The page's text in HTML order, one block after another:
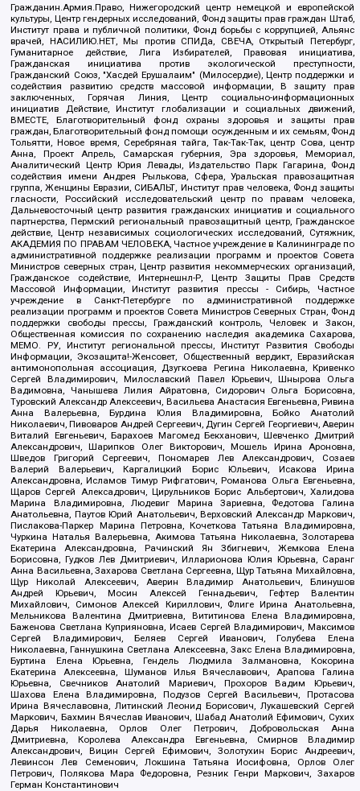
Гражданин.Армия.Право, Нижегородский центр немецкой и европейской
культуры, Центр гендерных исследований, Фонд защиты прав граждан Штаб,
Институт права и публичной политики, Фонд борьбы с коррупцией, Альянс
врачей, НАСИЛИЮ.НЕТ, Мы против СПИДа, СВЕЧА, Открытый Петербург,
Гуманитарное действие, Лига Избирателей, Правовая инициатива,
Гражданская инициатива против экологической преступности,
Гражданский Союз, "Хасдей Ерушалаим" (Милосердие), Центр поддержки и
содействия развитию средств массовой информации, В защиту прав
заключенных, Горячая Линия, Центр социально-информационных
инициатив Действие, Институт глобализации и социальных движений,
ВМЕСТЕ, Благотворительный фонд охраны здоровья и защиты прав
граждан, Благотворительный фонд помощи осужденным и их семьям, Фонд
Тольятти, Новое время, Серебряная тайга, Так-Так-Так, центр Сова, центр
Анна, Проект Апрель, Самарская губерния, Эра здоровья, Мемориал,
Аналитический Центр Юрия Левады, Издательство Парк Гагарина, Фонд
содействия имени Андрея Рылькова, Сфера, Уральская правозащитная
группа, Женщины Евразии, СИБАЛЬТ, Институт прав человека, Фонд защиты
гласности, Российский исследовательский центр по правам человека,
Дальневосточный центр развития гражданских инициатив и социального
партнерства, Пермский региональный правозащитный центр, Гражданское
действие, Центр независимых социологических исследований, Сутяжник,
АКАДЕМИЯ ПО ПРАВАМ ЧЕЛОВЕКА, Частное учреждение в Калининграде по
административной поддержке реализации программ и проектов Совета
Министров северных стран, Центр развития некоммерческих организаций,
Гражданское содействие, Интернешнл-Р, Центр Защиты Прав Средств
Массовой Информации, Институт развития прессы - Сибирь, Частное
учреждение в Санкт-Петербурге по административной поддержке
реализации программ и проектов Совета Министров Северных Стран, Фонд
поддержки свободы прессы, Гражданский контроль, Человек и Закон,
Общественная комиссия по сохранению наследия академика Сахарова,
МЕМО. РУ, Институт региональной прессы, Институт Развития Свободы
Информации, Экозащита!-Женсовет, Общественный вердикт, Евразийская
антимонопольная ассоциация, Дзугкоева Регина Николаевна, Кривенко
Сергей Владимирович, Милославский Павел Юрьевич, Шнырова Ольга
Вадимовна, Чанышева Лилия Айратовна, Сидорович Ольга Борисовна,
Туровский Александр Алексеевич, Васильева Анастасия Евгеньевна, Ривина
Анна Валерьевна, Бурдина Юлия Владимировна, Бойко Анатолий
Николаевич, Пивоваров Андрей Сергеевич, Дугин Сергей Георгиевич, Аверин
Виталий Евгеньевич, Барахоев Магомед Бекханович, Шевченко Дмитрий
Александрович, Шарипков Олег Викторович, Мошель Ирина Ароновна,
Шведов Григорий Сергеевич, Пономарев Лев Александрович, Созаев
Валерий Валерьевич, Каргалицкий Борис Юльевич, Исакова Ирина
Александровна, Исламов Тимур Рифгатович, Романова Ольга Евгеньевна,
Щаров Сергей Алексадрович, Цирульников Борис Альбертович, Халидова
Марина Владимировна, Людевиг Марина Зариевна, Федотова Галина
Анатольевна, Паутов Юрий Анатольевич, Верховский Александр Маркович,
Пислакова-Паркер Марина Петровна, Кочеткова Татьяна Владимировна,
Чуркина Наталья Валерьевна, Акимова Татьяна Николаевна, Золотарева
Екатерина Александровна, Рачинский Ян Збигневич, Жемкова Елена
Борисовна, Гудков Лев Дмитриевич, Илларионова Юлия Юрьевна, Саранг
Анна Васильевна, Захарова Светлана Сергеевна, Щур Татьяна Михайловна,
Щур Николай Алексеевич, Аверин Владимир Анатольевич, Блинушов
Андрей Юрьевич, Мосин Алексей Геннадьевич, Гефтер Валентин
Михайлович, Симонов Алексей Кириллович, Флиге Ирина Анатольевна,
Мельникова Валентина Дмитриевна, Вититинова Елена Владимировна,
Баженова Светлана Куприяновна, Исаев Сергей Владимирович, Максимов
Сергей Владимирович, Беляев Сергей Иванович, Голубева Елена
Николаевна, Ганнушкина Светлана Алексеевна, Закс Елена Владимировна,
Буртина Елена Юрьевна, Гендель Людмила Залмановна, Кокорина
Екатерина Алексеевна, Шуманов Илья Вячеславович, Арапова Галина
Юрьевна, Свечников Анатолий Мариевич, Прохоров Вадим Юрьевич,
Шахова Елена Владимировна, Подузов Сергей Васильевич, Протасова
Ирина Вячеславовна, Литинский Леонид Борисович, Лукашевский Сергей
Маркович, Бахмин Вячеслав Иванович, Шабад Анатолий Ефимович, Сухих
Дарья Николаевна, Орлов Олег Петрович, Добровольская Анна
Дмитриевна, Королева Александра Евгеньевна, Смирнов Владимир
Александрович, Вицин Сергей Ефимович, Золотухин Борис Андреевич,
Левинсон Лев Семенович, Локшина Татьяна Иосифовна, Орлов Олег
Петрович, Полякова Мара Федоровна, Резник Генри Маркович, Захаров
Герман Константинович